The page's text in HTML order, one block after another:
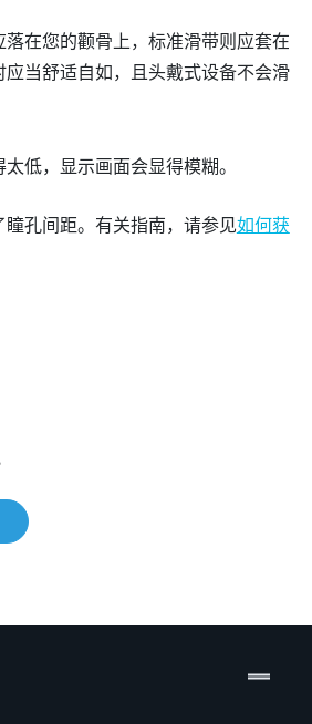
落在您的颧骨上，标准滑带则应套在
当舒适自如，且头戴式设备不会滑
低，显示画面会显得模糊。
孔间距。有关指南，请参见如何获